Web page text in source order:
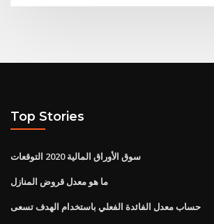
Top Stories
سوق الأوراق المالية 2020 التوقعات
ما هو معدل قروض المنازل
حساب معدل الفائدة الفعلي باستخدام الهدف تسعى